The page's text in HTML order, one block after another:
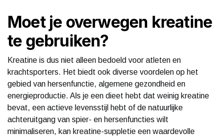
Moet je overwegen kreatine
te gebruiken?
Kreatine is dus niet alleen bedoeld voor atleten en
krachtsporters. Het biedt ook diverse voordelen op het
gebied van hersenfunctie, algemene gezondheid en
energieproductie. Als je een dieet hebt dat weinig kreatine
bevat, een actieve levensstijl hebt of de natuurlijke
achteruitgang van spier- en hersenfuncties wilt
minimaliseren, kan kreatine-suppletie een waardevolle